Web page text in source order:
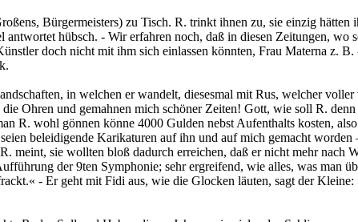
Bürgermeisters) zu Tisch. R. trinkt ihnen zu, sie einzig
antwortet hübsch. - Wir erfahren noch, daß in diesen Zeitungen,
doch nicht mit ihm sich einlassen könnten, Frau Materna z.
in welchen er wandelt, diesesmal mit Rus, welcher
Ohren und gemahnen mich schöner Zeiten! Gott, wie soll R.
R. wohl gönnen könne 4000 Gulden nebst Aufenthalts kosten,
beleidigende Karikaturen auf ihn und auf mich gemacht
meint, sie wollten bloß dadurch erreichen, daß er nicht mehr nach
der 9ten Symphonie; sehr ergreifend, wie alles, was man
- Er geht mit Fidi aus, wie die Glocken läuten, sagt der